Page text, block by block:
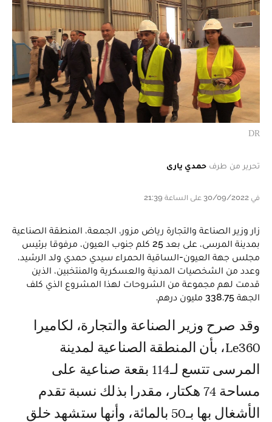
DR
تحرير من طرف حمدي يارى
في 30/09/2022 على الساعة 21:39
زار وزير الصناعة والتجارة رياض مزور، الجمعة، المنطقة الصناعية
بمدينة المرسى، على بعد 25 كلم جنوب العيون، مرفوقا برئيس
مجلس جهة العيون-الساقية الحمراء سيدي حمدي ولد الرشيد،
وعدد من الشخصيات المدنية والعسكرية والمنتخبين، الذين
قدمت لهم مجموعة من الشروحات لهذا المشروع الذي كلف
الجهة 338.75 مليون درهم.
وقد صرح وزير الصناعة والتجارة، لكاميرا
Le360، بأن المنطقة الصناعية لمدينة
المرسى تتسع لـ114 بقعة صناعية على
مساحة 74 هكتار، مقدرا بذلك نسبة تقدم
الأشغال بها بـ50 بالمائة، وأنها ستشهد خلق